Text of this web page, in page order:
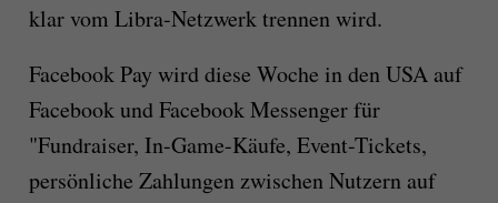
klar vom Libra-Netzwerk trennen wird.
Facebook Pay wird diese Woche in den USA auf
Facebook und Facebook Messenger für
"Fundraiser, In-Game-Käufe, Event-Tickets,
persönliche Zahlungen zwischen Nutzern auf